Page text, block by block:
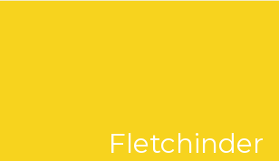
Fletchinder